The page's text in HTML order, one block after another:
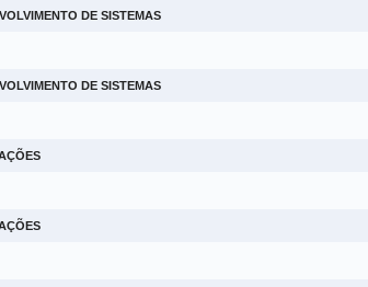
DE SISTEMAS
DE SISTEMAS